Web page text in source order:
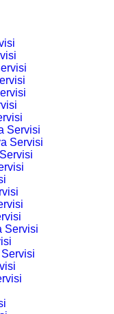
Servisi
Servisi
Servisi